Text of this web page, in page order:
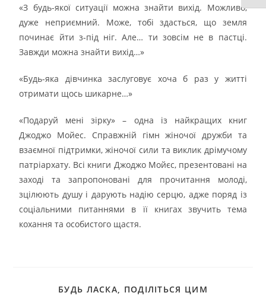
«З будь-якої ситуації можна знайти вихід. Можливо,
дуже неприємний. Може, тобі здасться, що земля
починає йти з-під ніг. Але… ти зовсім не в пастці.
Завжди можна знайти вихід…»
«Будь-яка дівчинка заслуговує хоча б раз у житті
отримати щось шикарне…»
«Подаруй мені зірку» – одна із найкращих книг
Джоджо Мойес. Справжній гімн жіночої дружби та
взаємної підтримки, жіночої сили та виклик дрімучому
патріархату. Всі книги Джоджо Мойєс, презентовані на
заході та запропоновані для прочитання молоді,
зцілюють душу і дарують надію серцю, адже поряд із
соціальними питаннями в її книгах звучить тема
кохання та особистого щастя.
БУДЬ ЛАСКА, ПОДІЛІТЬСЯ ЦИМ